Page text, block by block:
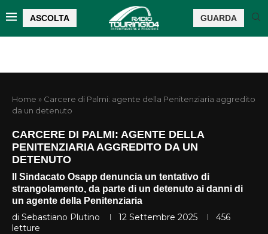
ASCOLTA GUARDA
Home » Carcere di Palmi: agente della Penitenziaria aggredito
da un detenuto
CARCERE DI PALMI: AGENTE DELLA
PENITENZIARIA AGGREDITO DA UN
DETENUTO
Il Sindacato Osapp denuncia un tentativo di
strangolamento, da parte di un detenuto ai danni di
un agente della Penitenziaria
di Sebastiano Plutino 12 Settembre 2025
456
letture